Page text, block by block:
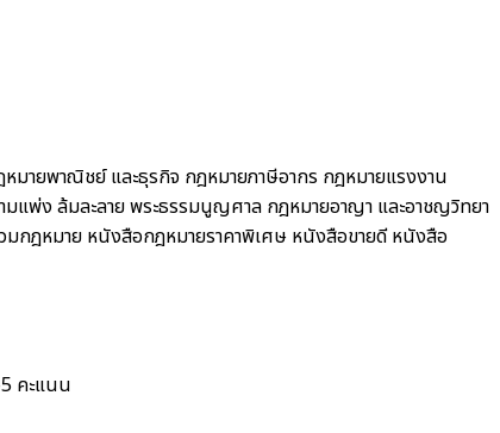
หมายพาณิชย์ และธุรกิจ กฎหมายภาษีอากร กฎหมายแรงงาน
มแพ่ง ล้มละลาย พระธรรมนูญศาล กฎหมายอาญา และอาชญวิทยา
มกฎหมาย หนังสือกฎหมายราคาพิเศษ หนังสือขายดี หนังสือ
คะแนน